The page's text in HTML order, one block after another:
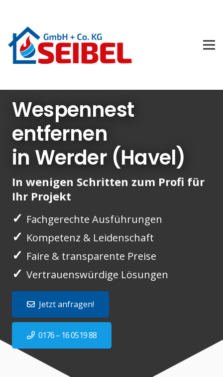
Wespennest
entfernen
in Werder (Havel)
In wenigen Schritten zum Profi für
Ihr Projekt
✓ Fachgerechte Ausführungen
✓ Kompetenz & Leidenschaft
✓ Faire & transparente Preise
✓ Vertrauenswürdige Lösungen
Jetzt anfragen!
0176 – 16 0519 88